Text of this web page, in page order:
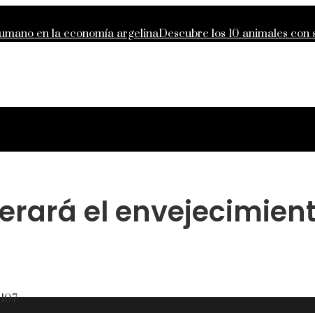
en la economía argelinaDescubre los 10 animales
el
107